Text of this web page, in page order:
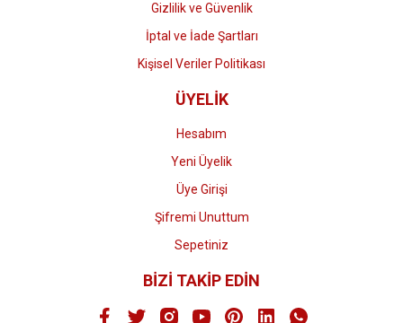
Gizlilik ve Güvenlik
İptal ve İade Şartları
Kişisel Veriler Politikası
ÜYELİK
Hesabım
Yeni Üyelik
Üye Girişi
Şifremi Unuttum
Sepetiniz
BİZİ TAKİP EDİN